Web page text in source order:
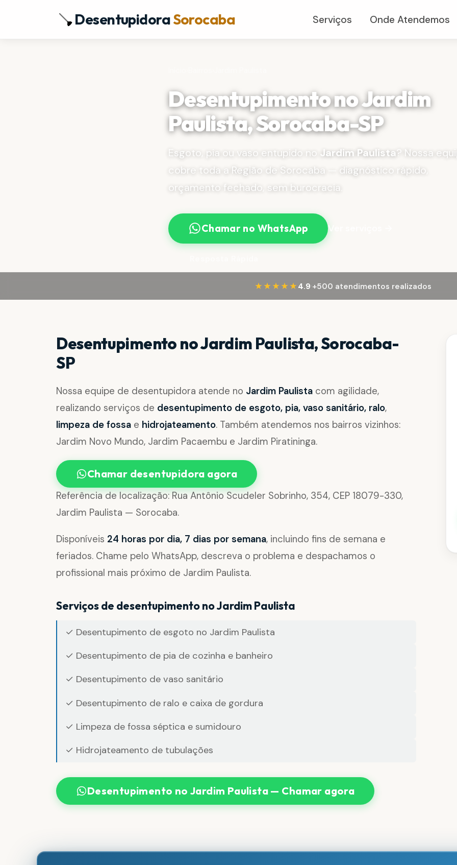
DesentupidoraSorocaba Serviços Onde Atendemos
Desentupimento no Jardim
Paulista, Sorocaba-SP
Esgoto, pia ou vaso entupido no Jardim Paulista? Nossa
cobre toda a Região de Sorocaba — diagnóstico rápido,
orçamento fechado, sem burocracia.
Chamar no WhatsApp Ver serviços →
★★★★★ 4.9·+500 atendimentos realizados
Desentupimento no Jardim Paulista, Sorocaba-
SP
Nossa equipe de desentupidora atende no Jardim Paulista com agilidade,
realizando serviços de desentupimento de esgoto, pia, vaso sanitário, ralo,
limpeza de fossa e hidrojateamento. Também atendemos nos bairros vizinhos:
Jardim Novo Mundo, Jardim Pacaembu e Jardim Piratininga.
Chamar desentupidora agora
Referência de localização: Rua Antônio Scudeler Sobrinho, 354, CEP 18079-330,
Jardim Paulista — Sorocaba.
Disponíveis 24 horas por dia, 7 dias por semana, incluindo fins de semana e
feriados. Chame pelo WhatsApp, descreva o problema e despachamos o
profissional mais próximo de Jardim Paulista.
Serviços de desentupimento no Jardim Paulista
✓ Desentupimento de esgoto no Jardim Paulista
✓ Desentupimento de pia de cozinha e banheiro
✓ Desentupimento de vaso sanitário
✓ Desentupimento de ralo e caixa de gordura
✓ Limpeza de fossa séptica e sumidouro
✓ Hidrojateamento de tubulações
Desentupimento no Jardim Paulista — Chamar agora